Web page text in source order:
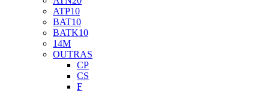
ATP10
BAT10
BATK10
14M
OUTRAS
CP
CS
F